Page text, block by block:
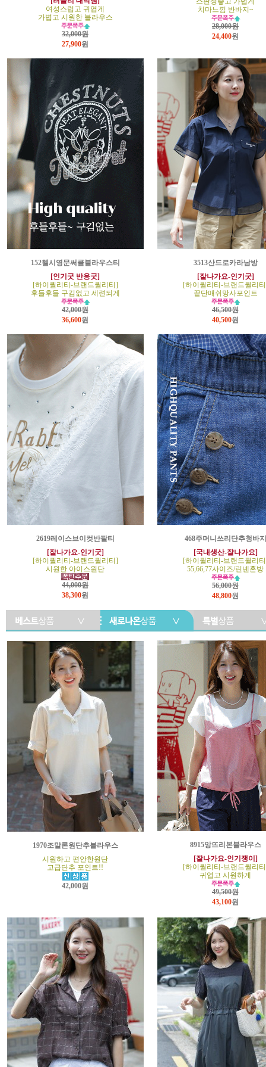
여성스럽고 귀엽게
가볍고 시원한 블라우스
32,000원
27,900원
치마느낌 반바지~
28,000원
24,400원
152첼시영문써클블라우스티
[인기굿 반응굿]
[하이퀄리티-브랜드퀄리티]
후들후들 구김없고 세련되게
42,000원
36,600원
3513산드로카라남방
[잘나가요-인기굿]
[하이퀄리티-브랜드퀄리
끝단매쉬망사포인트
46,500원
40,500원
2619레이스브이컷반팔티
[잘나가요-인기굿]
[하이퀄리티-브랜드퀄리티]
시원한 아이스원단
44,000원
38,300원
468주머니쓰리단추청바지
[국내생산-잘나가요]
[하이퀄리티-브랜드퀄리
55,66,77사이즈/린넨혼방
56,000원
48,800원
1970조말론원단추블라우스
시원하고 편안한원단
고급단추 포인트!!
42,000원
8915앙뜨리본블라우스
[잘나가요-인기쟁이]
[하이퀄리티-브랜드퀄리
귀엽고 시원하게
49,500원
43,100원